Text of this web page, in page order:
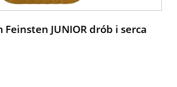
Feinsten JUNIOR drób i serca